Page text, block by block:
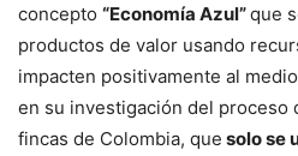
concepto “Economía Azul”que
productos de valor usando
impacten positivamente al
en su investigación del proceso
fincas de Colombia, que solo se